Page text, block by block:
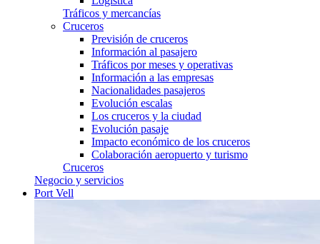
Tráficos y mercancías
Cruceros
Previsión de cruceros
Información al pasajero
Tráficos por meses y operativas
Información a las empresas
Nacionalidades pasajeros
Evolución escalas
Los cruceros y la ciudad
Evolución pasaje
Impacto económico de los cruceros
Colaboración aeropuerto y turismo
Cruceros
Negocio y servicios
Port Vell